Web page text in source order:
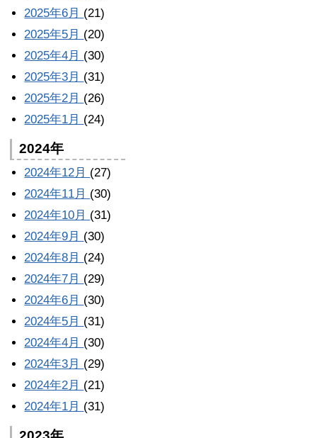
2025年6月 (21)
2025年5月 (20)
2025年4月 (30)
2025年3月 (31)
2025年2月 (26)
2025年1月 (24)
2024年
2024年12月 (27)
2024年11月 (30)
2024年10月 (31)
2024年9月 (30)
2024年8月 (24)
2024年7月 (29)
2024年6月 (30)
2024年5月 (31)
2024年4月 (30)
2024年3月 (29)
2024年2月 (21)
2024年1月 (31)